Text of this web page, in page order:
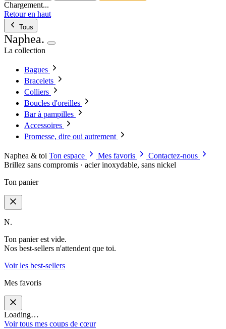
Chargement...
Retour en haut
Tous
Naphea.
La collection
Bagues
Bracelets
Colliers
Boucles d'oreilles
Bar à pampilles
Accessoires
Promesse, dire oui autrement
Naphea & toi Ton espace Mes favoris
Contactez-nous
Brillez sans compromis · acier inoxydable, sans nickel
Ton panier
N.
Ton panier est vide.
Nos best-sellers n'attendent que toi.
Voir les best-sellers
Mes favoris
Loading…
Voir tous mes coups de cœur